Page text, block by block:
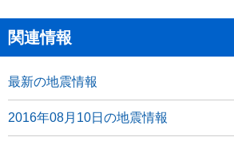
関連情報
最新の地震情報
2016年08月10日の地震情報